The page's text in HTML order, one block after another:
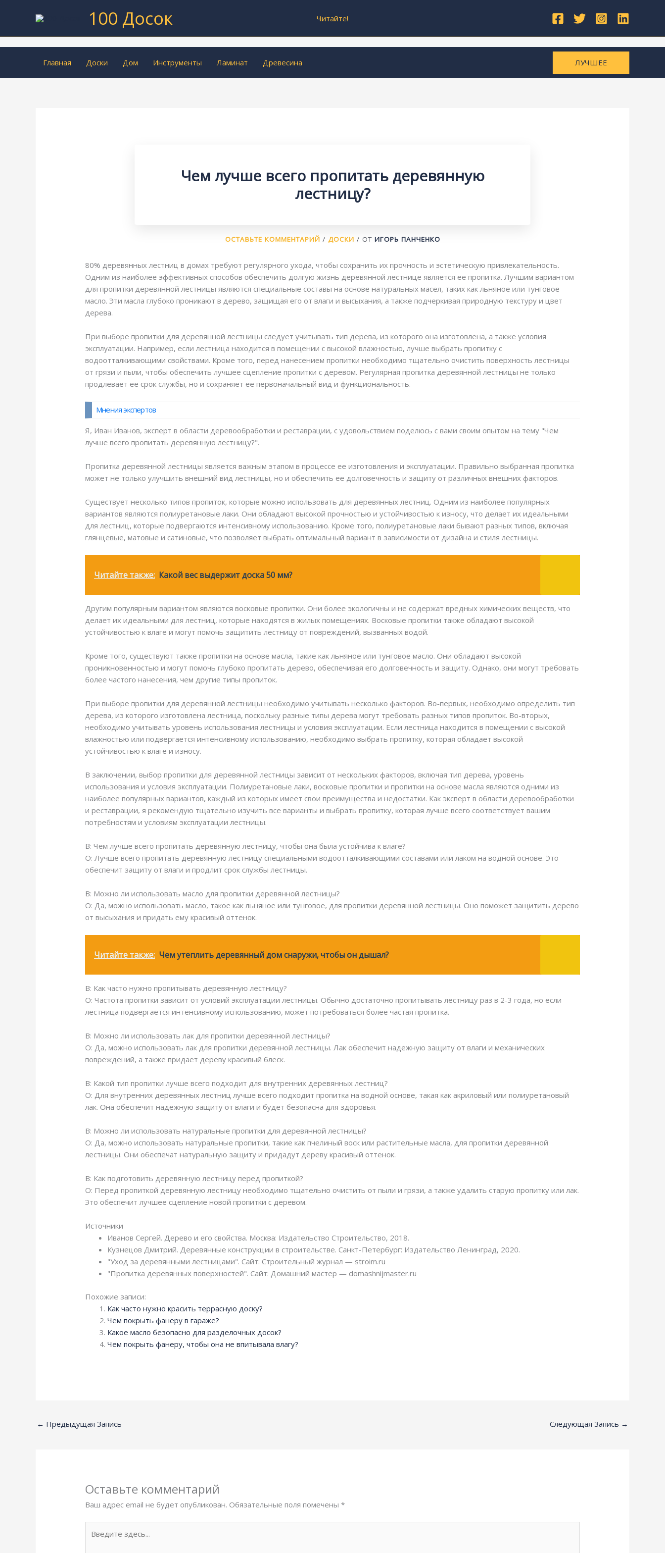
100 Досок Читайте!
Главная Доски Дом Инструменты Ламинат Древесина ЛУЧШЕЕ
Чем лучше всего пропитать деревянную
лестницу?
ОСТАВЬТЕ КОММЕНТАРИЙ / ДОСКИ / ОТ ИГОРЬ ПАНЧЕНКО
80% деревянных лестниц в домах требуют регулярного ухода, чтобы сохранить их прочность и эстетическую привлекательность.
Одним из наиболее эффективных способов обеспечить долгую жизнь деревянной лестнице является ее пропитка. Лучшим вариантом
для пропитки деревянной лестницы являются специальные составы на основе натуральных масел, таких как льняное или тунговое
масло. Эти масла глубоко проникают в дерево, защищая его от влаги и высыхания, а также подчеркивая природную текстуру и цвет
дерева.
При выборе пропитки для деревянной лестницы следует учитывать тип дерева, из которого она изготовлена, а также условия
эксплуатации. Например, если лестница находится в помещении с высокой влажностью, лучше выбрать пропитку с
водоотталкивающими свойствами. Кроме того, перед нанесением пропитки необходимо тщательно очистить поверхность лестницы
от грязи и пыли, чтобы обеспечить лучшее сцепление пропитки с деревом. Регулярная пропитка деревянной лестницы не только
продлевает ее срок службы, но и сохраняет ее первоначальный вид и функциональность.
Мнения экспертов
Я, Иван Иванов, эксперт в области деревообработки и реставрации, с удовольствием поделюсь с вами своим опытом на тему "Чем
лучше всего пропитать деревянную лестницу?".
Пропитка деревянной лестницы является важным этапом в процессе ее изготовления и эксплуатации. Правильно выбранная пропитка
может не только улучшить внешний вид лестницы, но и обеспечить ее долговечность и защиту от различных внешних факторов.
Существует несколько типов пропиток, которые можно использовать для деревянных лестниц. Одним из наиболее популярных
вариантов являются полиуретановые лаки. Они обладают высокой прочностью и устойчивостью к износу, что делает их идеальными
для лестниц, которые подвергаются интенсивному использованию. Кроме того, полиуретановые лаки бывают разных типов, включая
глянцевые, матовые и сатиновые, что позволяет выбрать оптимальный вариант в зависимости от дизайна и стиля лестницы.
Читайте также: Какой вес выдержит доска 50 мм?
Другим популярным вариантом являются восковые пропитки. Они более экологичны и не содержат вредных химических веществ, что
делает их идеальными для лестниц, которые находятся в жилых помещениях. Восковые пропитки также обладают высокой
устойчивостью к влаге и могут помочь защитить лестницу от повреждений, вызванных водой.
Кроме того, существуют также пропитки на основе масла, такие как льняное или тунговое масло. Они обладают высокой
проникновенностью и могут помочь глубоко пропитать дерево, обеспечивая его долговечность и защиту. Однако, они могут требовать
более частого нанесения, чем другие типы пропиток.
При выборе пропитки для деревянной лестницы необходимо учитывать несколько факторов. Во-первых, необходимо определить тип
дерева, из которого изготовлена лестница, поскольку разные типы дерева могут требовать разных типов пропиток. Во-вторых,
необходимо учитывать уровень использования лестницы и условия эксплуатации. Если лестница находится в помещении с высокой
влажностью или подвергается интенсивному использованию, необходимо выбрать пропитку, которая обладает высокой
устойчивостью к влаге и износу.
В заключении, выбор пропитки для деревянной лестницы зависит от нескольких факторов, включая тип дерева, уровень
использования и условия эксплуатации. Полиуретановые лаки, восковые пропитки и пропитки на основе масла являются одними из
наиболее популярных вариантов, каждый из которых имеет свои преимущества и недостатки. Как эксперт в области деревообработки
и реставрации, я рекомендую тщательно изучить все варианты и выбрать пропитку, которая лучше всего соответствует вашим
потребностям и условиям эксплуатации лестницы.
В: Чем лучше всего пропитать деревянную лестницу, чтобы она была устойчива к влаге?
О: Лучше всего пропитать деревянную лестницу специальными водоотталкивающими составами или лаком на водной основе. Это
обеспечит защиту от влаги и продлит срок службы лестницы.
В: Можно ли использовать масло для пропитки деревянной лестницы?
О: Да, можно использовать масло, такое как льняное или тунговое, для пропитки деревянной лестницы. Оно поможет защитить дерево
от высыхания и придать ему красивый оттенок.
Читайте также: Чем утеплить деревянный дом снаружи, чтобы он дышал?
В: Как часто нужно пропитывать деревянную лестницу?
О: Частота пропитки зависит от условий эксплуатации лестницы. Обычно достаточно пропитывать лестницу раз в 2-3 года, но если
лестница подвергается интенсивному использованию, может потребоваться более частая пропитка.
В: Можно ли использовать лак для пропитки деревянной лестницы?
О: Да, можно использовать лак для пропитки деревянной лестницы. Лак обеспечит надежную защиту от влаги и механических
повреждений, а также придает дереву красивый блеск.
В: Какой тип пропитки лучше всего подходит для внутренних деревянных лестниц?
О: Для внутренних деревянных лестниц лучше всего подходит пропитка на водной основе, такая как акриловый или полиуретановый
лак. Она обеспечит надежную защиту от влаги и будет безопасна для здоровья.
В: Можно ли использовать натуральные пропитки для деревянной лестницы?
О: Да, можно использовать натуральные пропитки, такие как пчелиный воск или растительные масла, для пропитки деревянной
лестницы. Они обеспечат натуральную защиту и придадут дереву красивый оттенок.
В: Как подготовить деревянную лестницу перед пропиткой?
О: Перед пропиткой деревянную лестницу необходимо тщательно очистить от пыли и грязи, а также удалить старую пропитку или лак.
Это обеспечит лучшее сцепление новой пропитки с деревом.
Источники
Иванов Сергей. Дерево и его свойства. Москва: Издательство Строительство, 2018.
Кузнецов Дмитрий. Деревянные конструкции в строительстве. Санкт-Петербург: Издательство Ленинград, 2020.
"Уход за деревянными лестницами". Сайт: Строительный журнал — stroim.ru
"Пропитка деревянных поверхностей". Сайт: Домашний мастер — domashnijmaster.ru
Похожие записи:
Как часто нужно красить террасную доску?
Чем покрыть фанеру в гараже?
Какое масло безопасно для разделочных досок?
Чем покрыть фанеру, чтобы она не впитывала влагу?
← Предыдущая Запись Следующая Запись →
Оставьте комментарий
Ваш адрес email не будет опубликован. Обязательные поля помечены*
здесь...